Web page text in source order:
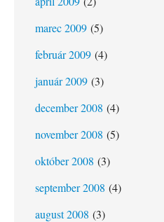
marec 2009 (5)
február 2009 (4)
január 2009 (3)
december 2008 (4)
november 2008 (5)
október 2008 (3)
september 2008 (4)
august 2008 (3)